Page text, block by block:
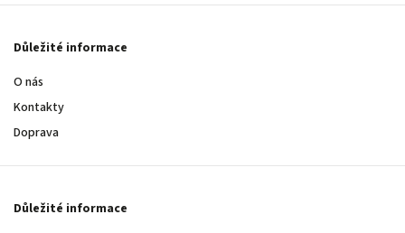
Důležité informace
O nás
Kontakty
Doprava
Důležité informace